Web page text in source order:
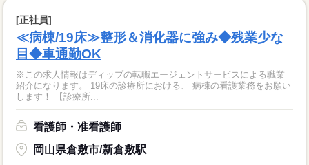
[正社員]
≪病棟/19床≫整形＆消化器に強み◆残業少な
目◆車通勤OK
※この求人情報はディップの転職エージェントサービスによる職業
紹介になります。 19床の診療所における、 病棟の看護業務をお願い
します！ 【診療所...
看護師・准看護師
岡山県倉敷市/新倉敷駅